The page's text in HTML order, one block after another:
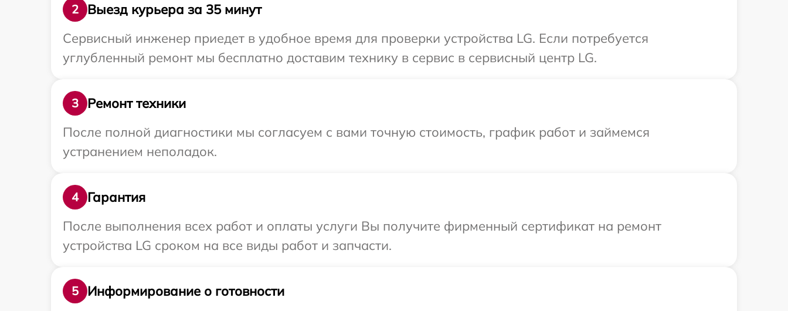
2
Выезд курьера за 35 минут
Сервисный инженер приедет в удобное время для проверки устройства LG. Если потребуется
углубленный ремонт мы бесплатно доставим технику в сервис в сервисный центр LG.
3
Ремонт техники
После полной диагностики мы согласуем с вами точную стоимость, график работ и займемся
устранением неполадок.
4
Гарантия
После выполнения всех работ и оплаты услуги Вы получите фирменный сертификат на ремонт
устройства LG сроком на все виды работ и запчасти.
5
Информирование о готовности